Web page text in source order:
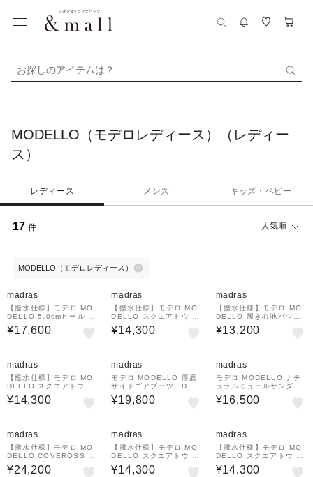
お探しのアイテムは？
MODELLO（モデロレディース）（レディー
ス）
レディース メンズ キッズ・ベビー
17 件 人気順
MODELLO（モデロレディース）
madras
【撥水仕様】モデロ MO
DELLO 5.0cmヒール カ
ジュアルレースアップシ
¥17,600
madras
【撥水仕様】モデロ MO
DELLO スクエアトウ モ
カシンシューズ DML550
0
¥14,300
madras
【撥水仕様】モデロ MO
DELLO 履き心地バツグ
ンのボロネーゼ製法ラウ
ンドパンプス DML712
¥13,200
madras
【撥水仕様】モデロ MO
DELLO スクエアトウ モ
カシンシューズ DML550
0
¥14,300
madras
モデロ MODELLO 厚底
サイドゴアブーツ DML
7148
¥19,800
madras
モデロ MODELLO ナチ
ュラルミュールサンダル
DML1912
¥16,500
madras
【撥水仕様】モデロ MO
DELLO COVEROSS B
ee 3.5cmヒール タンク
ソールショートブーツ D
¥24,200
madras
【撥水仕様】モデロ MO
DELLO スクエアトウ モ
カシンシューズ DML550
0
¥14,300
madras
【撥水仕様】モデロ MO
DELLO スクエアトウ モ
カシンシューズ DML550
0
¥14,300